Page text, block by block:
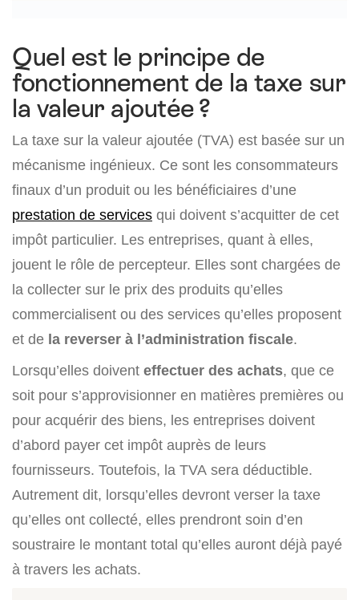
Quel est le principe de
fonctionnement de la taxe sur
la valeur ajoutée ?
La taxe sur la valeur ajoutée (TVA) est basée sur un
mécanisme ingénieux. Ce sont les consommateurs
finaux d’un produit ou les bénéficiaires d’une
prestation de services qui doivent s’acquitter de cet
impôt particulier. Les entreprises, quant à elles,
jouent le rôle de percepteur. Elles sont chargées de
la collecter sur le prix des produits qu’elles
commercialisent ou des services qu’elles proposent
et de la reverser à l’administration fiscale.
Lorsqu’elles doivent effectuer des achats, que ce
soit pour s’approvisionner en matières premières ou
pour acquérir des biens, les entreprises doivent
d’abord payer cet impôt auprès de leurs
fournisseurs. Toutefois, la TVA sera déductible.
Autrement dit, lorsqu’elles devront verser la taxe
qu’elles ont collecté, elles prendront soin d’en
soustraire le montant total qu’elles auront déjà payé
à travers les achats.